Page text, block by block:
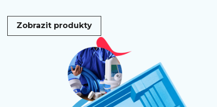
Zobrazit produkty